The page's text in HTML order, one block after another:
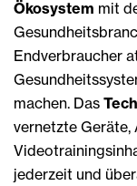
Ökosystem mit
Endverbraucher
machen. Das
vernetzte Geräte,
jederzeit und